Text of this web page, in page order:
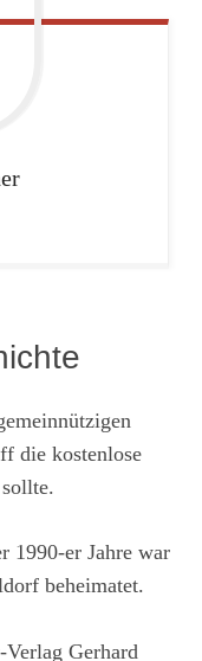
die kostenlose
1990-er Jahre war
beheimatet.
-Verlag Gerhard